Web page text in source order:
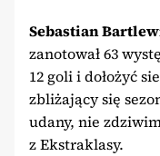
Sebastian
zanotował 63
12 goli i dołożyć
zbliżający się
udany, nie
z Ekstraklasy.